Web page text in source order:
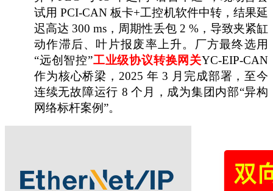
试用 PCI-CAN 板卡+工控机软件中转，结果延
迟高达 300 ms，周期性丢包 2 %，导致夹紧缸
动作滞后、叶片报废率上升。厂方最终选用
“远创智控”工业级协议转换网关YC-EIP-CAN
作为核心桥梁，2025 年 3 月完成部署，至今
连续无故障运行 8 个月，成为集团内部“异构
网络标杆案例”。